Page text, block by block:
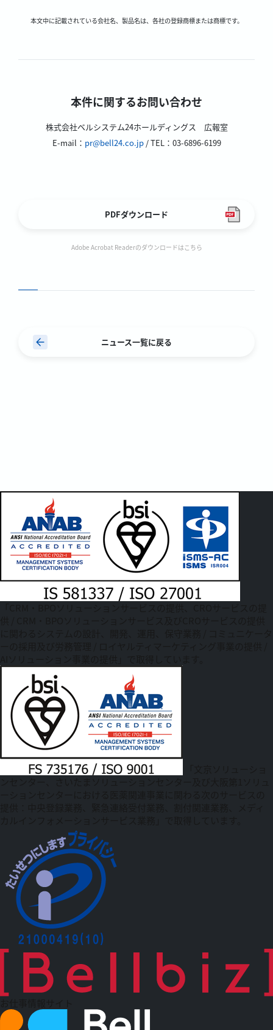
本文中に記載されている会社名、製品名は、各社の登録商標または商標です。
本件に関するお問い合わせ
株式会社ベルシステム24ホールディングス 広報室
E-mail： pr@bell24.co.jp/ TEL：03-6896-6199
PDFダウンロード
Adobe Acrobat Readerのダウンロードはこちら
ニュース一覧に戻る